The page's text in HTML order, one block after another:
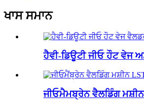
ਖਾਸ ਸਮਾਨ
ਹੈਵੀ-ਡਿਊਟੀ ਜੀਓ ਹੌਟ ਵੇਜ
ਜੀਓਮੈਮਬ੍ਰੇਨ ਵੈਲਡਿੰਗ